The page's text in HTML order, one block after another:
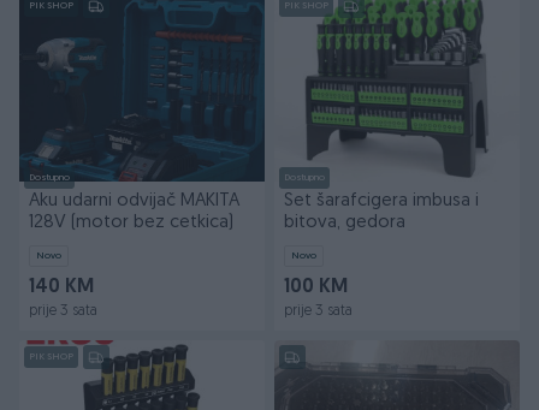
PIK SHOP
Dostupno
Aku udarni odvijač MAKITA
128V (motor bez cetkica)
Novo
140 KM
prije 3 sata
PIK SHOP
Dostupno
Set šarafcigera imbusa i
bitova, gedora
Novo
100 KM
prije 3 sata
PIK SHOP